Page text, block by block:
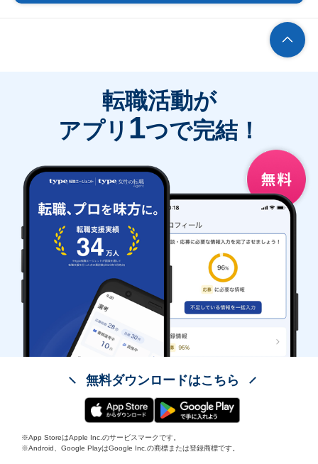
転職活動が
アプリ 1つで完結！
無料ダウンロードはこちら
※App StoreはApple Inc.のサービスマークです。
※Android、Google PlayはGoogle Inc.の商標または登録商標です。